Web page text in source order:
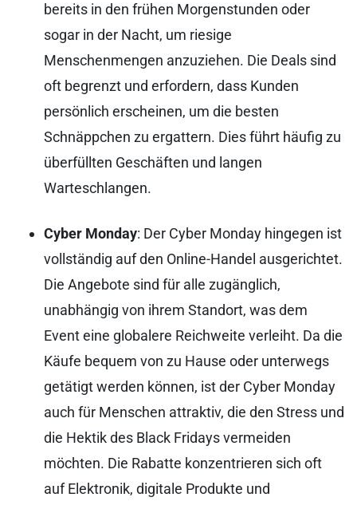
bereits in den frühen Morgenstunden oder
sogar in der Nacht, um riesige
Menschenmengen anzuziehen. Die Deals sind
oft begrenzt und erfordern, dass Kunden
persönlich erscheinen, um die besten
Schnäppchen zu ergattern. Dies führt häufig zu
überfüllten Geschäften und langen
Warteschlangen.
Cyber Monday: Der Cyber Monday hingegen ist
vollständig auf den Online-Handel ausgerichtet.
Die Angebote sind für alle zugänglich,
unabhängig von ihrem Standort, was dem
Event eine globalere Reichweite verleiht. Da die
Käufe bequem von zu Hause oder unterwegs
getätigt werden können, ist der Cyber Monday
auch für Menschen attraktiv, die den Stress und
die Hektik des Black Fridays vermeiden
möchten. Die Rabatte konzentrieren sich oft
auf Elektronik, digitale Produkte und